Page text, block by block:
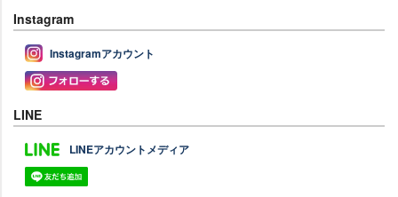
Instagram
Instagramアカウント
LINE
LINEアカウントメディア